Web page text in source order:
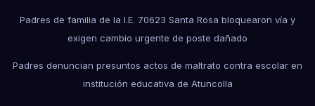
Padres de familia de la I.E. 70623 Santa Rosa bloquearon vía y
exigen cambio urgente de poste dañado
Padres denuncian presuntos actos de maltrato contra escolar en
institución educativa de Atuncolla